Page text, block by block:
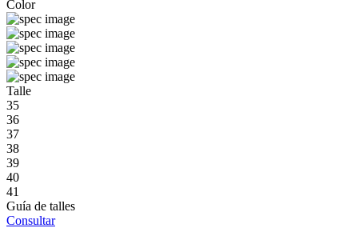
Color
Talle
35
36
37
38
39
40
41
Guía de talles
Consultar